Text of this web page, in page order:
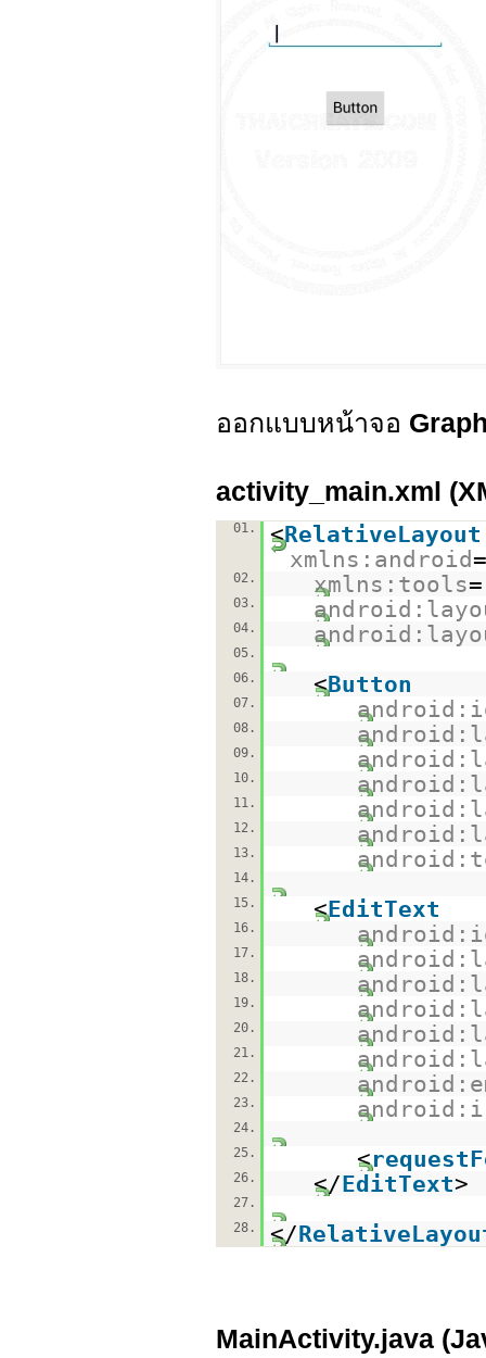
ออกแบบหน้าจอ
activity_main.xml
01. <RelativeLayout
xmlns:android=
02. xmlns:tools=
03.
04.
05.
06.
<Button
07.
08.
09.
10.
11.
12.
13.
14.
15.
<EditText
16.
17.
18.
19.
20.
21.
22.
23.
24.
25.
<
26. </EditText>
27.
28.
</
MainActivity.java